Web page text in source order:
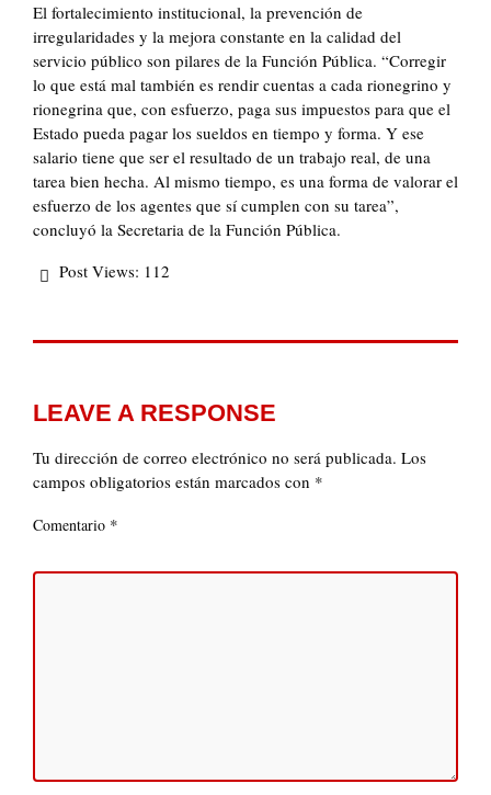
El fortalecimiento institucional, la prevención de
irregularidades y la mejora constante en la calidad del
servicio público son pilares de la Función Pública. “Corregir
lo que está mal también es rendir cuentas a cada rionegrino y
rionegrina que, con esfuerzo, paga sus impuestos para que el
Estado pueda pagar los sueldos en tiempo y forma. Y ese
salario tiene que ser el resultado de un trabajo real, de una
tarea bien hecha. Al mismo tiempo, es una forma de valorar el
esfuerzo de los agentes que sí cumplen con su tarea”,
concluyó la Secretaria de la Función Pública.
Post Views: 112
LEAVE A RESPONSE
Tu dirección de correo electrónico no será publicada. Los
campos obligatorios están marcados con *
Comentario *